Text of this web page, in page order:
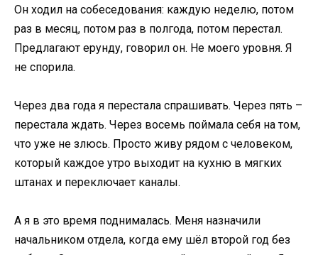
Он ходил на собеседования: каждую неделю, потом
раз в месяц, потом раз в полгода, потом перестал.
Предлагают ерунду, говорил он. Не моего уровня. Я
не спорила.
Через два года я перестала спрашивать. Через пять –
перестала ждать. Через восемь поймала себя на том,
что уже не злюсь. Просто живу рядом с человеком,
который каждое утро выходит на кухню в мягких
штанах и переключает каналы.
А я в это время поднималась. Меня назначили
начальником отдела, когда ему шёл второй год без